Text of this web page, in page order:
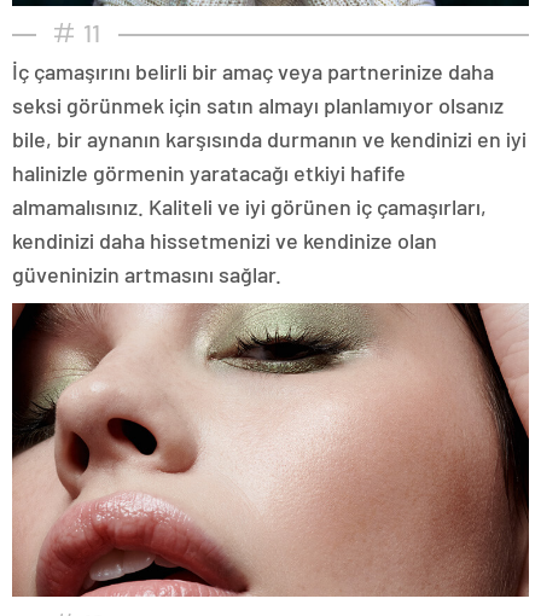
11
İç çamaşırını belirli bir amaç veya partnerinize daha
seksi görünmek için satın almayı planlamıyor olsanız
bile, bir aynanın karşısında durmanın ve kendinizi en iyi
halinizle görmenin yaratacağı etkiyi hafife
almamalısınız. Kaliteli ve iyi görünen iç çamaşırları,
kendinizi daha hissetmenizi ve kendinize olan
güveninizin artmasını sağlar.